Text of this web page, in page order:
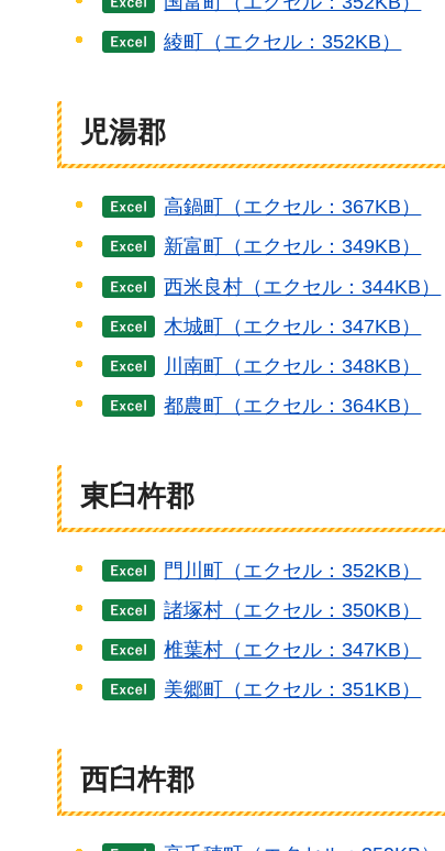
綾町（エクセル：352KB）
児湯郡
高鍋町（エクセル：367KB）
新富町（エクセル：349KB）
西米良村（エクセル：344KB）
木城町（エクセル：347KB）
川南町（エクセル：348KB）
都農町（エクセル：364KB）
東臼杵郡
門川町（エクセル：352KB）
諸塚村（エクセル：350KB）
椎葉村（エクセル：347KB）
美郷町（エクセル：351KB）
西臼杵郡